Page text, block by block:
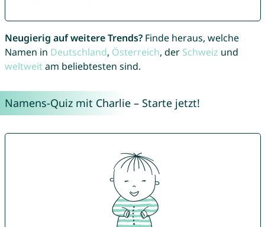
Neugierig auf weitere Trends?Finde heraus, welche
Namen in Deutschland, Österreich, der Schweiz und
weltweitam beliebtesten sind.
Namens-Quiz mit Charlie – Starte jetzt!